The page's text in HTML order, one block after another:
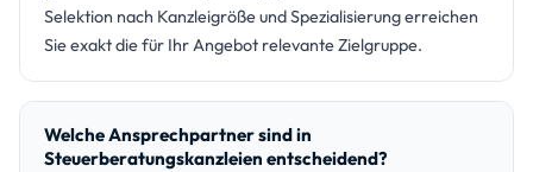
Selektion nach Kanzleigröße und Spezialisierung erreichen
Sie exakt die für Ihr Angebot relevante Zielgruppe.
Welche Ansprechpartner sind in
Steuerberatungskanzleien entscheidend?